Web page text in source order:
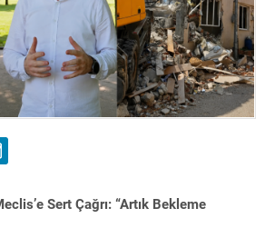
Sert Çağrı: “Artık Bekleme